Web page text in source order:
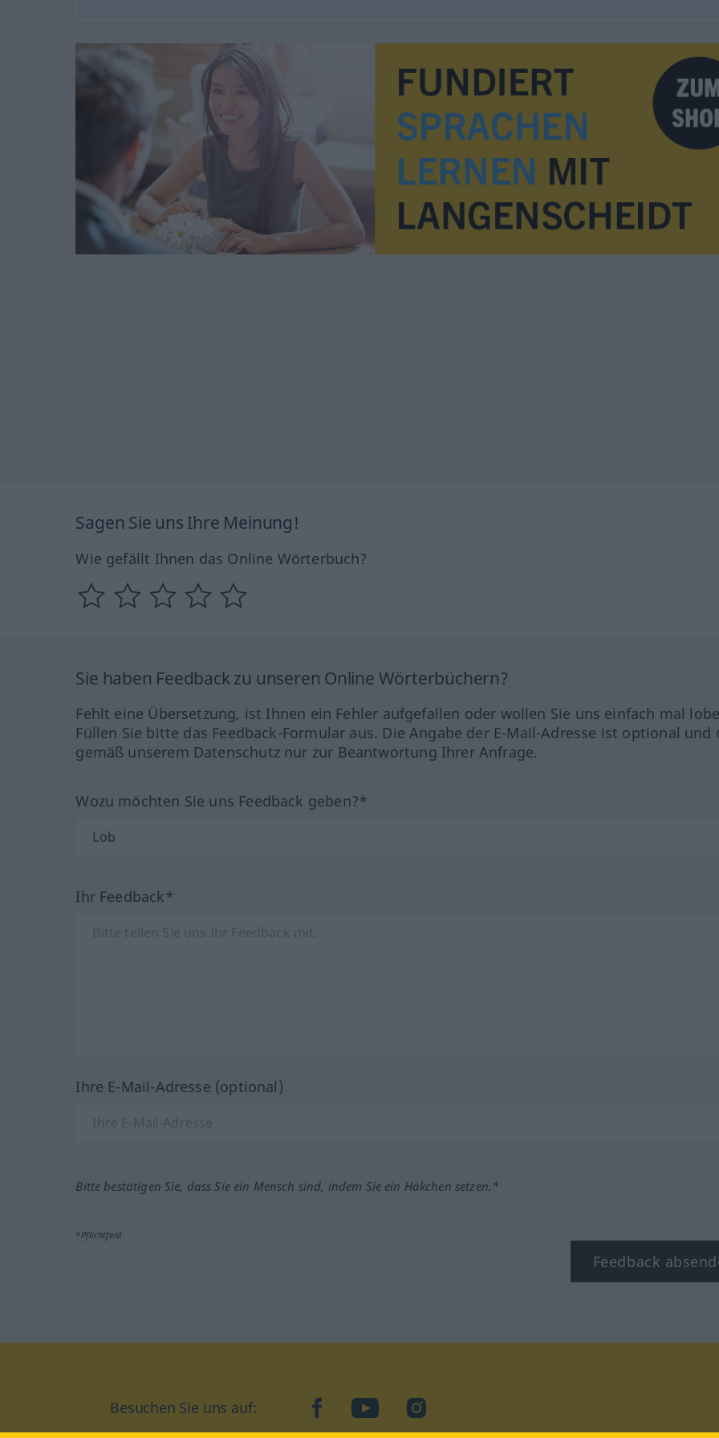
Sagen Sie uns Ihre Meinung!
Wie gefällt Ihnen das Online Wörterbuch?
Sie haben Feedback zu unseren Online Wörterbüchern?
Fehlt eine Übersetzung, ist Ihnen ein Fehler aufgefallen oder wollen Sie uns einfach mal
Füllen Sie bitte das Feedback-Formular aus. Die Angabe der E-Mail-Adresse ist optional und
gemäß unserem Datenschutz nur zur Beantwortung Ihrer Anfrage.
Wozu möchten Sie uns Feedback geben?*
Ihr Feedback*
Ihre E-Mail-Adresse (optional)
Bitte bestätigen Sie, dass Sie ein Mensch sind, indem Sie ein Häkchen setzen.*
*Pflichtfeld
Feedback
Besuchen Sie uns auf: facebookYouTubeInstagram